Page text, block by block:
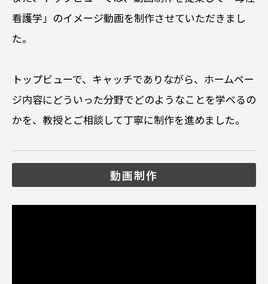
看護学」のイメージ動画を制作させていただきまし
た。
トップビューで、キャッチでありながら、ホームペー
ジ内容にどういった分野でどのようなことを学べるの
かを、教授とご相談して丁寧に制作を進めました。
動画制作